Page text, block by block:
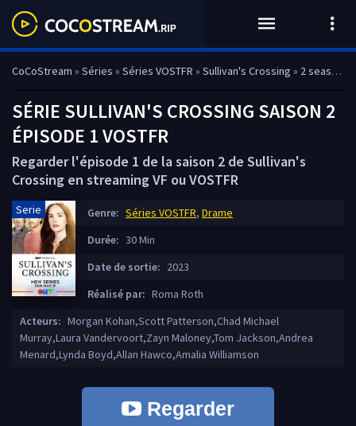
CoCoStream » Séries » Séries VOSTFR » Sullivan's Crossing » 2 season
SÉRIE SULLIVAN'S CROSSING SAISON 2
ÉPISODE 1 VOSTFR
Regarder l'épisode 1 de la saison 2 de Sullivan's
Crossing en streaming VF ou VOSTFR
Serie Genre: Séries VOSTFR, Drame
Durée: 30 Min
Date de sortie: 2023
Réalisé par: Roma Roth
Acteurs: Morgan Kohan,Scott Patterson,Chad Michael
Murray,Laura Vandervoort,Zayn Maloney,Tom Jackson,Andrea
Menard,Lynda Boyd,Allan Hawco,Amalia Williamson
Regarder